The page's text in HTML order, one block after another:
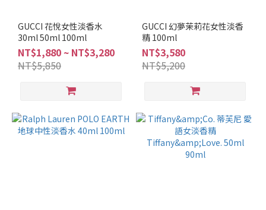
GUCCI 花悅女性淡香水
30ml 50ml 100ml
NT$1,880 ~ NT$3,280
NT$5,850
GUCCI 幻夢茉莉花女性淡香
精 100ml
NT$3,580
NT$5,200